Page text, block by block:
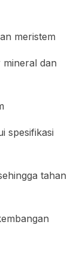
meristem
dan
spesifikasi
tahan